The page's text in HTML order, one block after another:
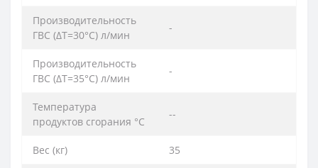
Производительность
ГВС (ΔT=30°C) л/мин
-
Производительность
ГВС (ΔT=35°C) л/мин
-
Температура
продуктов сгорания °C
--
Вес (кг) 35